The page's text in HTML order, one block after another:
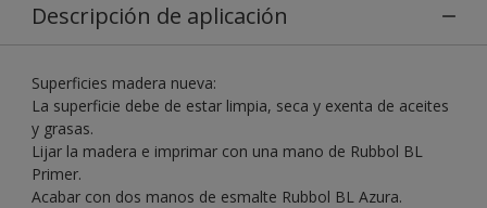
Descripción de aplicación
Superficies madera nueva:
La superficie debe de estar limpia, seca y exenta de aceites
y grasas.
Lijar la madera e imprimar con una mano de Rubbol BL
Primer.
Acabar con dos manos de esmalte Rubbol BL Azura.